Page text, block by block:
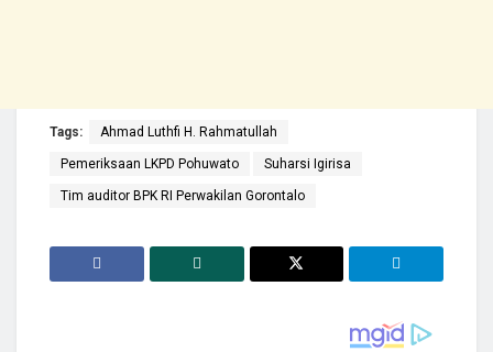
Tags: Ahmad Luthfi H. Rahmatullah
Pemeriksaan LKPD Pohuwato Suharsi Igirisa
Tim auditor BPK RI Perwakilan Gorontalo